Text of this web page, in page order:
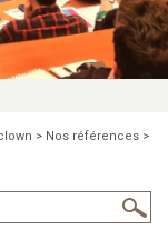
> Nos références >